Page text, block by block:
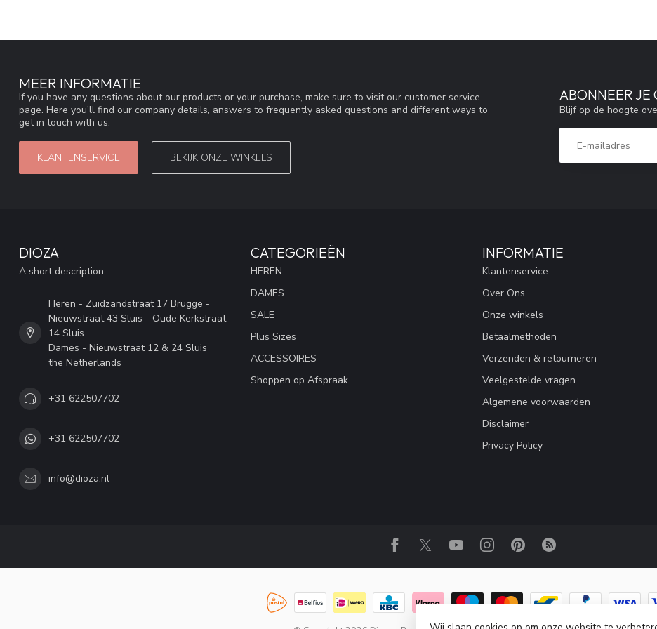
MEER INFORMATIE
If you have any questions about our products or your purchase, make sure to visit our customer service
page. Here you'll find our company details, answers to frequently asked questions and different ways to
get in touch with us.
KLANTENSERVICE BEKIJK ONZE WINKELS
ABONNEER JE
Blijf op de hoogte
DIOZA
A short description
Heren - Zuidzandstraat 17 Brugge -
Nieuwstraat 43 Sluis - Oude Kerkstraat
14 Sluis
Dames - Nieuwstraat 12 & 24 Sluis
the Netherlands
+31 622507702
+31 622507702
info@dioza.nl
CATEGORIEËN
HEREN
DAMES
SALE
Plus Sizes
ACCESSOIRES
Shoppen op Afspraak
INFORMATIE
Klantenservice
Over Ons
Onze winkels
Betaalmethoden
Verzenden & retourneren
Veelgestelde vragen
Algemene voorwaarden
Disclaimer
Privacy Policy